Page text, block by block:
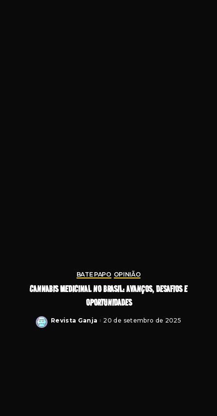
BATE PAPO OPINIÃO
CANNABIS MEDICINAL NO BRASIL: AVANÇOS, DESAFIOS E
OPORTUNIDADES
Posted
Revista Ganja 20 de setembro de 2025